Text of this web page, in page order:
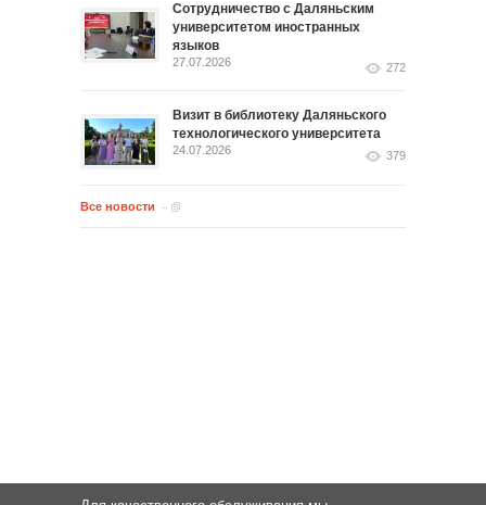
Сотрудничество с Даляньским
университетом иностранных
языков
27.07.2026 272
Визит в библиотеку Даляньского
технологического университета
24.07.2026 379
Все новости